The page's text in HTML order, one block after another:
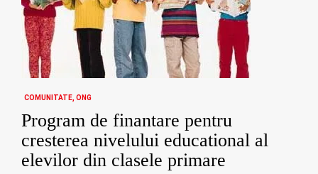
COMUNITATE ONG
Program de finantare pentru
cresterea nivelului educational al
elevilor din clasele primare